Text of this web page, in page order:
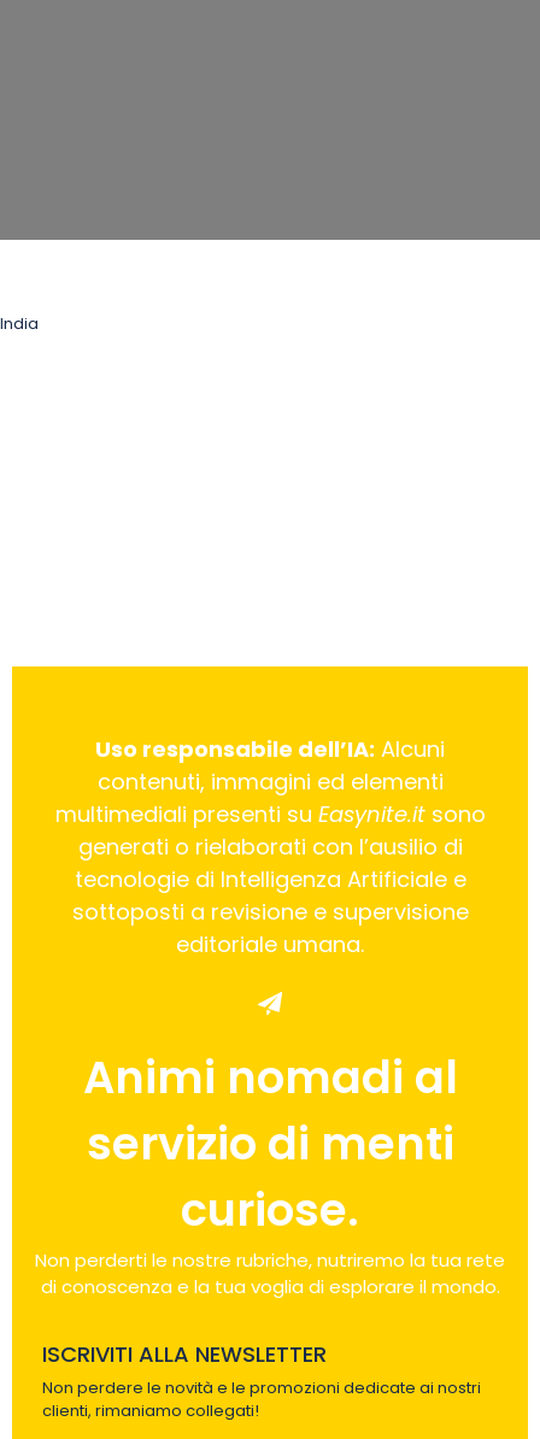
India
Uso responsabile dell’IA: Alcuni
contenuti, immagini ed elementi
multimediali presenti su Easynite.itsono
generati o rielaborati con l’ausilio di
tecnologie di Intelligenza Artificiale e
sottoposti a revisione e supervisione
editoriale umana.
Animi nomadi al
servizio di menti
curiose.
Non perderti le nostre rubriche, nutriremo la tua rete
di conoscenza e la tua voglia di esplorare il mondo.
ISCRIVITI ALLA NEWSLETTER
Non perdere le novità e le promozioni dedicate ai nostri
clienti, rimaniamo collegati!